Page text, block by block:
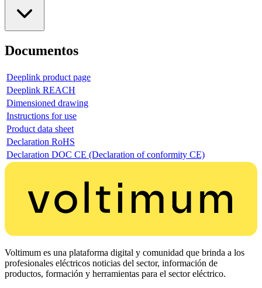
Documentos
Deeplink product page
Deeplink REACH
Dimensioned drawing
Instructions for use
Product data sheet
Declaration RoHS
Declaration DOC CE (Declaration of conformity CE)
Voltimum es una plataforma digital y comunidad que brinda a los
profesionales eléctricos noticias del sector, información de
productos, formación y herramientas para el sector eléctrico.